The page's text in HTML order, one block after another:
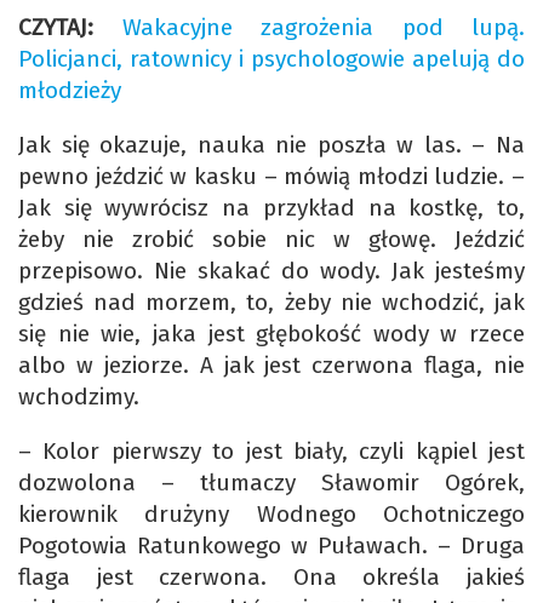
CZYTAJ:
Wakacyjne zagrożenia pod lupą.
Policjanci, ratownicy i psychologowie apelują do
młodzieży
Jak się okazuje, nauka nie poszła w las. – Na
pewno jeździć w kasku – mówią młodzi ludzie. –
Jak się wywrócisz na przykład na kostkę, to,
żeby nie zrobić sobie nic w głowę. Jeździć
przepisowo. Nie skakać do wody. Jak jesteśmy
gdzieś nad morzem, to, żeby nie wchodzić, jak
się nie wie, jaka jest głębokość wody w rzece
albo w jeziorze. A jak jest czerwona flaga, nie
wchodzimy.
– Kolor pierwszy to jest biały, czyli kąpiel jest
dozwolona – tłumaczy Sławomir Ogórek,
kierownik drużyny Wodnego Ochotniczego
Pogotowia Ratunkowego w Puławach. – Druga
flaga jest czerwona. Ona określa jakieś